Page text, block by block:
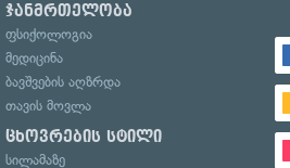
ჯანმრთელობა
ფსიქოლოგია
მედიცინა
ბავშვების აღზრდა
თავის მოვლა
ცხოვრების სტილი
სილამაზე